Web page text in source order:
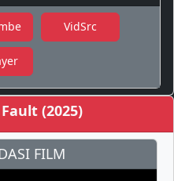
VidSrc
(2025)
FILM